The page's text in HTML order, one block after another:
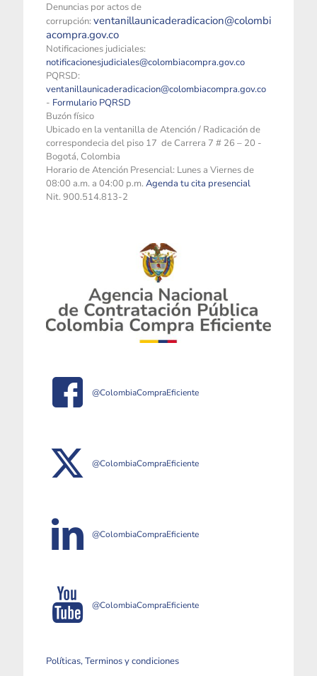
Denuncias por actos de
corrupción: ventanillaunicaderadicacion@colombi
acompra.gov.co
Notificaciones judiciales:
notificacionesjudiciales@colombiacompra.gov.co
PQRSD:
ventanillaunicaderadicacion@colombiacompra.gov.co
- Formulario PQRSD
Buzón físico
Ubicado en la ventanilla de Atención / Radicación de
correspondecia del piso 17 de Carrera 7 # 26 – 20 -
Bogotá, Colombia
Horario de Atención Presencial: Lunes a Viernes de
08:00 a.m. a 04:00 p.m. Agenda tu cita presencial
Nit. 900.514.813-2
@ColombiaCompraEficiente
@ColombiaCompraEficiente
@ColombiaCompraEficiente
@ColombiaCompraEficiente
Políticas, Terminos y condiciones